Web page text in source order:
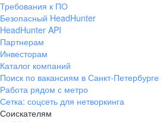
Требования к ПО
Безопасный HeadHunter
HeadHunter API
Партнерам
Инвесторам
Каталог компаний
Поиск по вакансиям в Санкт-Петербурге
Работа рядом с метро
Сетка: соцсеть для нетворкинга
Соискателям